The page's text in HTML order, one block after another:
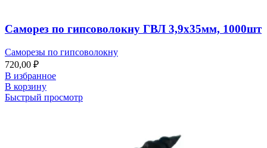
Саморез по гипсоволокну ГВЛ 3,9х35мм, 1000шт
Саморезы по гипсоволокну
720,00 ₽
В избранное
В корзину
Быстрый просмотр